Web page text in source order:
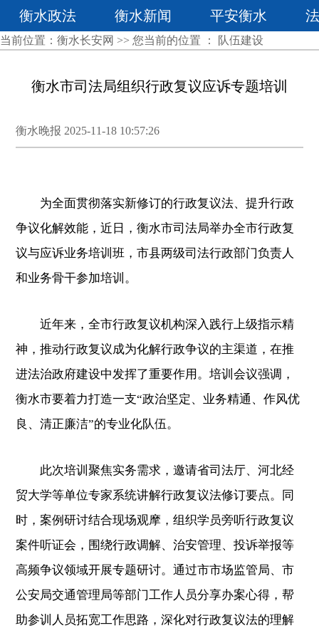
衡水政法 衡水新闻 平安衡水
当前位置： 衡水长安网 >> 您当前的位置 ： 队伍建设
衡水市司法局组织行政复议应诉专题培训
衡水晚报 2025-11-18 10:57:26
为全面贯彻落实新修订的行政复议法、提升行政
争议化解效能，近日，衡水市司法局举办全市行政复
议与应诉业务培训班，市县两级司法行政部门负责人
和业务骨干参加培训。
近年来，全市行政复议机构深入践行上级指示精
神，推动行政复议成为化解行政争议的主渠道，在推
进法治政府建设中发挥了重要作用。培训会议强调，
衡水市要着力打造一支“政治坚定、业务精通、作风优
良、清正廉洁”的专业化队伍。
此次培训聚焦实务需求，邀请省司法厅、河北经
贸大学等单位专家系统讲解行政复议法修订要点。同
时，案例研讨结合现场观摩，组织学员旁听行政复议
案件听证会，围绕行政调解、治安管理、投诉举报等
高频争议领域开展专题研讨。通过市市场监管局、市
公安局交通管理局等部门工作人员分享办案心得，帮
助参训人员拓宽工作思路，深化对行政复议法的理解